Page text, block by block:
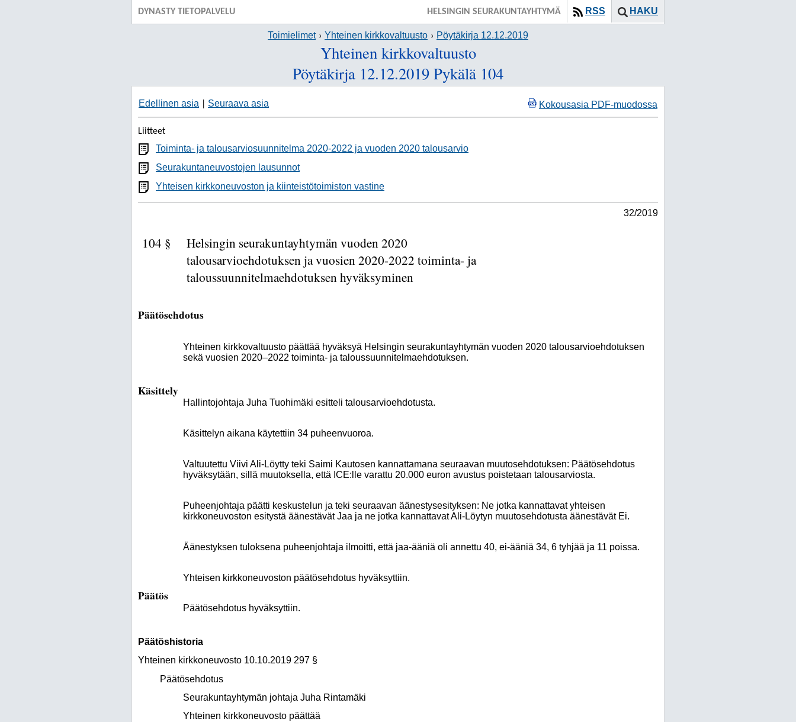
DYNASTY TIETOPALVELU HAKU
RSS
HELSINGIN SEURAKUNTAYHTYMÄ
Toimielimet Yhteinen kirkkovaltuusto Pöytäkirja 12.12.2019
Yhteinen kirkkovaltuusto
Pöytäkirja 12.12.2019 Pykälä 104
Edellinen asia Seuraava asia Kokousasia PDF-muodossa
Liitteet
Toiminta- ja talousarviosuunnitelma 2020-2022 ja vuoden 2020 talousarvio
Seurakuntaneuvostojen lausunnot
Yhteisen kirkkoneuvoston ja kiinteistötoimiston vastine
32/2019
104 §
Helsingin seurakuntayhtymän vuoden 2020
talousarvioehdotuksen ja vuosien 2020-2022 toiminta- ja
taloussuunnitelmaehdotuksen hyväksyminen
Päätösehdotus
Yhteinen kirkkovaltuusto päättää hyväksyä Helsingin seurakuntayhtymän vuoden 2020 talousarvioehdotuksen
sekä vuosien 2020–2022 toiminta- ja taloussuunnitelmaehdotuksen.
Käsittely
Hallintojohtaja Juha Tuohimäki esitteli talousarvioehdotusta.
Käsittelyn aikana käytettiin 34 puheenvuoroa.
Valtuutettu Viivi Ali-Löytty teki Saimi Kautosen kannattamana seuraavan muutosehdotuksen: Päätösehdotus
hyväksytään, sillä muutoksella, että ICE:lle varattu 20.000 euron avustus poistetaan talousarviosta.
Puheenjohtaja päätti keskustelun ja teki seuraavan äänestysesityksen: Ne jotka kannattavat yhteisen
kirkkoneuvoston esitystä äänestävät Jaa ja ne jotka kannattavat Ali-Löytyn muutosehdotusta äänestävät Ei.
Äänestyksen tuloksena puheenjohtaja ilmoitti, että jaa-ääniä oli annettu 40, ei-ääniä 34, 6 tyhjää ja 11 poissa.
Yhteisen kirkkoneuvoston päätösehdotus hyväksyttiin.
Päätös
Päätösehdotus hyväksyttiin.
Päätöshistoria
Yhteinen kirkkoneuvosto 10.10.2019 297 §
Päätösehdotus
Seurakuntayhtymän johtaja Juha Rintamäki
Yhteinen kirkkoneuvosto päättää